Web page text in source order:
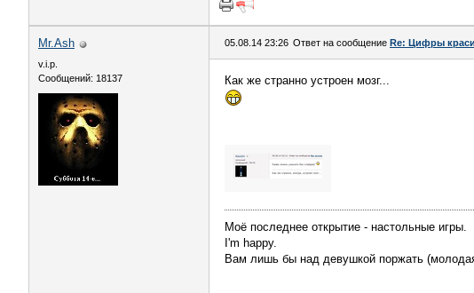
Mr.Ash
v.i.p.
Сообщений: 18137
05.08.14 23:26 Ответ на сообщение Re: Цифры
Как же странно устроен мозг...
Моё последнее открытие - настольные игры.
I'm happy.
Вам лишь бы над девушкой поржать